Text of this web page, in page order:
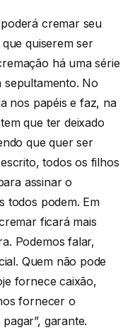
cremar seu
quiserem ser
há uma série
sepultamento. No
nos papéis e faz, na
que ter deixado
que quer ser
todos os filhos
assinar o
todos podem. Em
ficará mais
Podemos falar,
Quem não pode
fornece caixão,
fornecer o
garante.